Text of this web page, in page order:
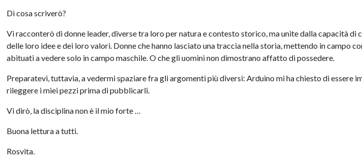
Di cosa scriverò?
Vi racconterò di donne leader, diverse tra loro per natura e contesto storico, ma unite dalla capacità di
delle loro idee e dei loro valori. Donne che hanno lasciato una traccia nella storia, mettendo in campo
abituati a vedere solo in campo maschile. O che gli uomini non dimostrano affatto di possedere.
Preparatevi, tuttavia, a vedermi spaziare fra gli argomenti più diversi: Arduino mi ha chiesto di essere
rileggere i miei pezzi prima di pubblicarli.
Vi dirò, la disciplina non è il mio forte …
Buona lettura a tutti.
Rosvita.